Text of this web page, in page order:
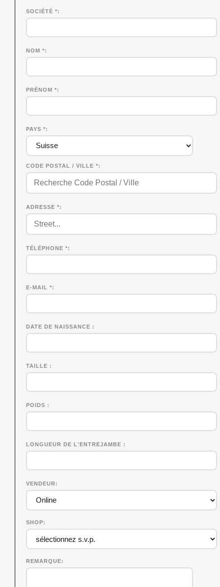
SOCIÉTÉ *
NOM *
PRÉNOM *
PAYS *
CODE POSTAL / VILLE *
ADRESSE *
TÉLÉPHONE *
E-MAIL *
DATE DE NAISSANCE
TAILLE
POIDS
LONGUEUR DE L'ENTREJAMBE
VENDEUR
SHOP
REMARQUE